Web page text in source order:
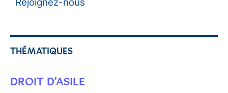
THÉMATIQUES
DROIT D'ASILE